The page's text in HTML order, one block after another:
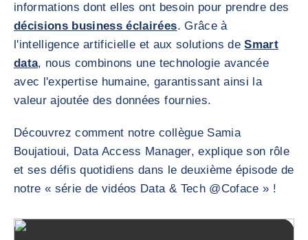
informations dont elles ont besoin pour prendre des
décisions business éclairées. Grâce à
l'intelligence artificielle et aux solutions deSmart
data, nous combinons une technologie avancée
avec l'expertise humaine, garantissant ainsi la
valeur ajoutée des données fournies.
Découvrez comment notre collègue Samia
Boujatioui, Data Access Manager, explique son rôle
et ses défis quotidiens dans le deuxième épisode de
notre « série de vidéos Data & Tech @Coface » !